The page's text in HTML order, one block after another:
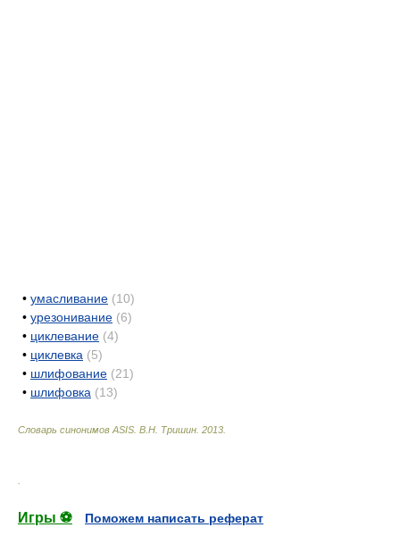
• умасливание (10)
• урезонивание (6)
• циклевание (4)
• циклевка (5)
• шлифование (21)
• шлифовка (13)
Словарь синонимов ASIS. В.Н. Тришин 2013
Игры ⚽
Поможем написать реферат